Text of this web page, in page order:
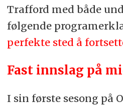
Trafford med både
følgende
perfekte sted å
Fast innslag på
I sin første sesong på